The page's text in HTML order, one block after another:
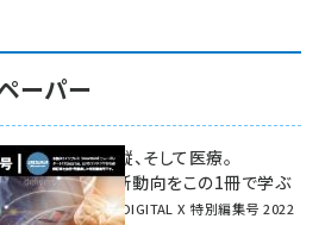
ーパー
建機の遠隔操縦、そして医療。
規格「5G」最新動向をこの1冊で学ぶ
ューズレター × DIGITAL X 特別編集号 2022